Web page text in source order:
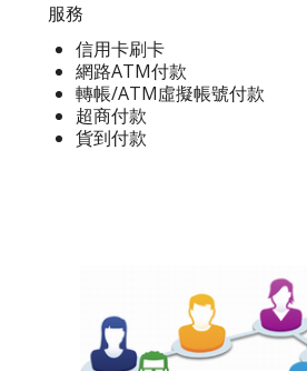
服務
信用卡刷卡
網路ATM付款
轉帳/ATM虛擬帳號付款
超商付款
貨到付款